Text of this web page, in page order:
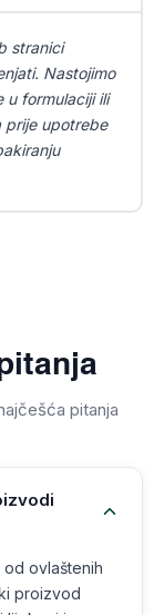
stranici
Nastojimo
u formulaciji ili
prije upotrebe
pitanja
ovlaštenih
proizvod